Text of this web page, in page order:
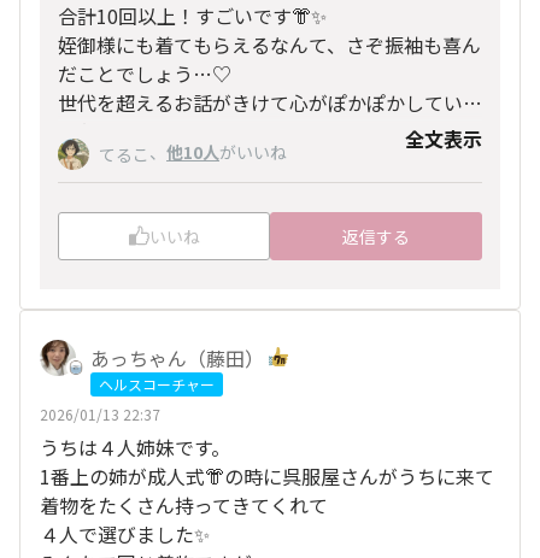
合計10回以上！すごいです👘✨
姪御様にも着てもらえるなんて、さぞ振袖も喜ん
だことでしょう…♡
世代を超えるお話がきけて心がぽかぽかしていま
す💐
てるこ 、 他10人がいいね 全文表示
いいね 返信する
あっちゃん（藤田）
ヘルスコーチャー
2026/01/13 22:37
うちは４人姉妹です。
1番上の姉が成人式👘の時に呉服屋さんがうちに来て
着物をたくさん持ってきてくれて
４人で選びました✨